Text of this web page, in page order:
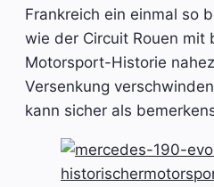
Frankreich ein einmal so
wie der Circuit Rouen mit
Motorsport-Historie
Versenkung
kann sicher als